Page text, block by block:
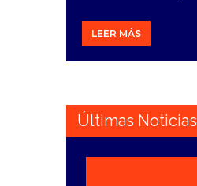
LEER MÁS
Últimas Noticias